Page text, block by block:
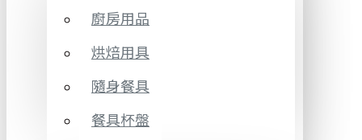
廚房用品
烘焙用具
隨身餐具
餐具杯盤